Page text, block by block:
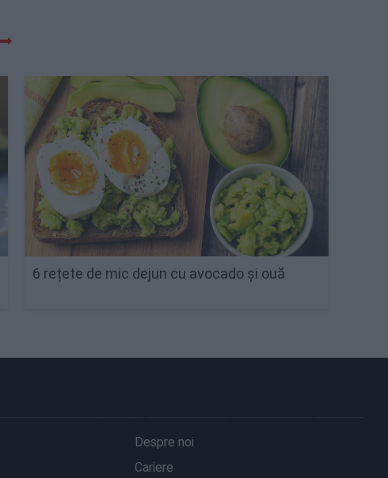
6 rețete de mic dejun cu avocado și ouă
Despre noi
Cariere